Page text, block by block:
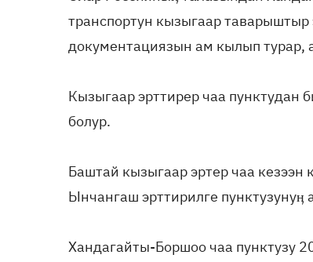
транспортун кызыгаар таварыштыр
документациязын ам кылып турар,
Кызыгаар эрттирер чаа пунктудан
болур.
Баштай кызыгаар эртер чаа кезээн
Ынчангаш эрттирилге пунктузунуӊ
Хандагайты-Боршоо чаа пунктузу